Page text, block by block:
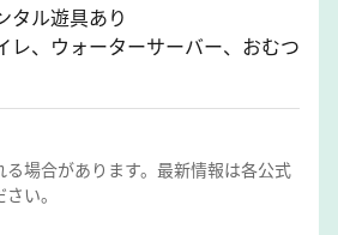
ル遊具あり
、ウォーターサーバー、おむつ
場合があります。最新情報は各公式
い。